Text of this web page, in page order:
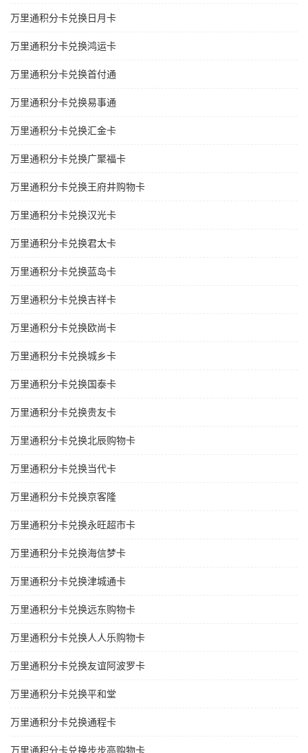
万里通积分卡兑换日月卡
万里通积分卡兑换鸿运卡
万里通积分卡兑换首付通
万里通积分卡兑换易事通
万里通积分卡兑换汇金卡
万里通积分卡兑换广聚福卡
万里通积分卡兑换王府井购物卡
万里通积分卡兑换汉光卡
万里通积分卡兑换君太卡
万里通积分卡兑换蓝岛卡
万里通积分卡兑换吉祥卡
万里通积分卡兑换欧尚卡
万里通积分卡兑换城乡卡
万里通积分卡兑换国泰卡
万里通积分卡兑换贵友卡
万里通积分卡兑换北辰购物卡
万里通积分卡兑换当代卡
万里通积分卡兑换京客隆
万里通积分卡兑换永旺超市卡
万里通积分卡兑换海信梦卡
万里通积分卡兑换津城通卡
万里通积分卡兑换远东购物卡
万里通积分卡兑换人人乐购物卡
万里通积分卡兑换友谊阿波罗卡
万里通积分卡兑换平和堂
万里通积分卡兑换通程卡
万里通积分卡兑换步步高购物卡